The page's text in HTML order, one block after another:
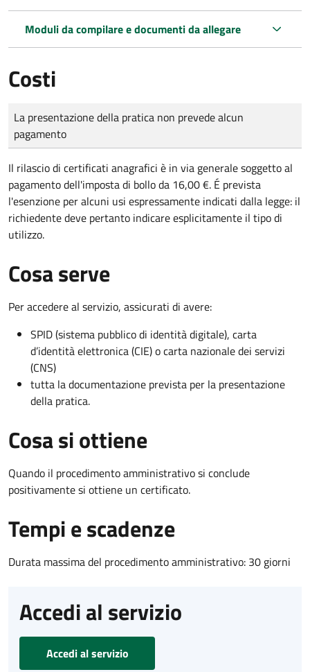
Moduli da compilare e documenti da allegare
Costi
Tipo di pagamento
Importo
La presentazione della pratica non prevede alcun
pagamento
Il rilascio di certificati anagrafici è in via generale soggetto al
pagamento dell'imposta di bollo da 16,00 €. É prevista
l'esenzione per alcuni usi espressamente indicati dalla legge: il
richiedente deve pertanto indicare esplicitamente il tipo di
utilizzo.
Cosa serve
Per accedere al servizio, assicurati di avere:
SPID (sistema pubblico di identità digitale), carta
d’identità elettronica (CIE) o carta nazionale dei servizi
(CNS)
tutta la documentazione prevista per la presentazione
della pratica.
Cosa si ottiene
Quando il procedimento amministrativo si conclude
positivamente si ottiene un certificato.
Tempi e scadenze
Durata massima del procedimento amministrativo: 30 giorni
Accedi al servizio
Accedi al servizio